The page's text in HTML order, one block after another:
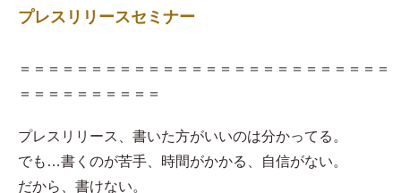
プレスリリースセミナー
＝＝＝＝＝＝＝＝＝＝＝＝＝＝＝＝＝＝＝＝＝＝＝＝＝＝
＝＝＝＝＝＝＝＝＝＝
プレスリリース、書いた方がいいのは分かってる。
でも…書くのが苦手、時間がかかる、自信がない。
だから、書けない。